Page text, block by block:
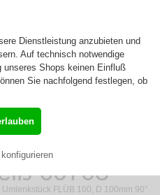
Dienstleistung anzubieten und
Auf technisch notwendige
unseres Shops keinen Einfluß
Sie nachfolgend festlegen, ob
konfigurieren
FLÜB
90° auf
60703
FLÜB 100, D 100mm 90°